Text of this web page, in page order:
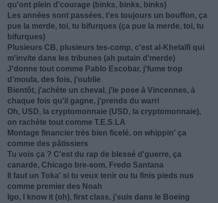
qu'ont plein d'courage (binks, binks, binks)
Les années sont passées, t'es toujours un bouffon, ça
pue la merde, toi, tu bifurques (ça pue la merde, toi, tu
bifurques)
Plusieurs CB, plusieurs tes-comp, c'est al-Khelaïfi qui
m'invite dans les tribunes (ah putain d'merde)
J'donne tout comme Pablo Escobar, j'fume trop
d'moula, des fois, j'oublie
Bientôt, j'achète un cheval, j'le pose à Vincennes, à
chaque fois qu'il gagne, j'prends du warri
Oh, USD, la cryptomonnaie (USD, la cryptomonnaie),
on rachète tout comme T.E.S.LA
Montage financier très bien ficelé, on whippin' ça
comme des pâtissiers
Tu vois ça ? C'est du rap de blessé d'guerre, ça
canarde, Chicago bre-som, Fredo Santana
Il faut un Toka' si tu veux tenir ou tu finis pieds nus
comme premier des Noah
Igo, I know it (oh), first class, j'suis dans le Boeing